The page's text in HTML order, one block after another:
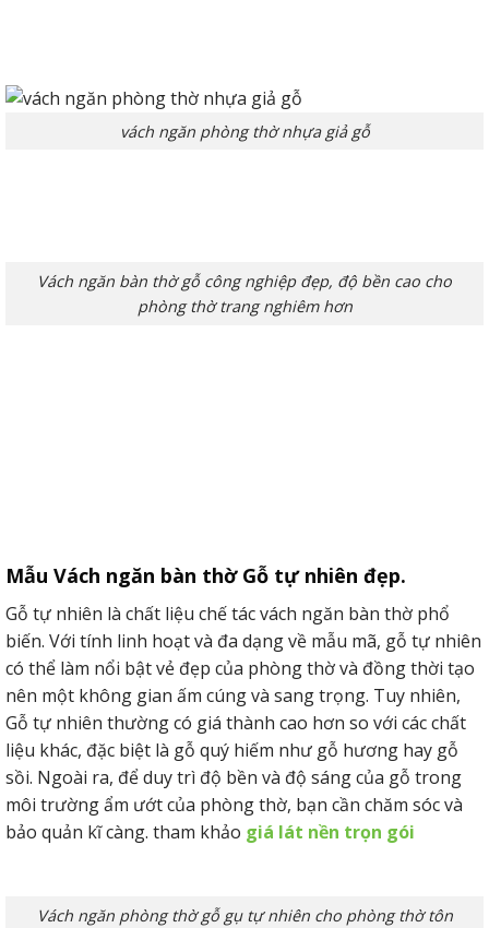
vách ngăn phòng thờ nhựa giả gỗ
Vách ngăn bàn thờ gỗ công nghiệp đẹp, độ bền cao cho
phòng thờ trang nghiêm hơn
Mẫu Vách ngăn bàn thờ Gỗ tự nhiên đẹp.
Gỗ tự nhiên là chất liệu chế tác vách ngăn bàn thờ phổ
biến. Với tính linh hoạt và đa dạng về mẫu mã, gỗ tự nhiên
có thể làm nổi bật vẻ đẹp của phòng thờ và đồng thời tạo
nên một không gian ấm cúng và sang trọng. Tuy nhiên,
Gỗ tự nhiên thường có giá thành cao hơn so với các chất
liệu khác, đặc biệt là gỗ quý hiếm như gỗ hương hay gỗ
sồi. Ngoài ra, để duy trì độ bền và độ sáng của gỗ trong
môi trường ẩm ướt của phòng thờ, bạn cần chăm sóc và
bảo quản kĩ càng. tham khảo giá lát nền trọn gói
Vách ngăn phòng thờ gỗ gụ tự nhiên cho phòng thờ tôn